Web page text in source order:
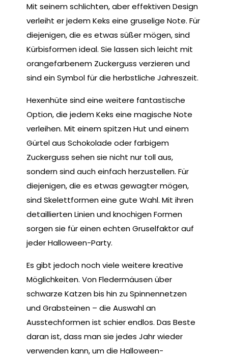
Mit seinem schlichten, aber effektiven Design
verleiht er jedem Keks eine gruselige Note. Für
diejenigen, die es etwas süßer mögen, sind
Kürbisformen ideal. Sie lassen sich leicht mit
orangefarbenem Zuckerguss verzieren und
sind ein Symbol für die herbstliche Jahreszeit.
Hexenhüte sind eine weitere fantastische
Option, die jedem Keks eine magische Note
verleihen. Mit einem spitzen Hut und einem
Gürtel aus Schokolade oder farbigem
Zuckerguss sehen sie nicht nur toll aus,
sondern sind auch einfach herzustellen. Für
diejenigen, die es etwas gewagter mögen,
sind Skelettformen eine gute Wahl. Mit ihren
detaillierten Linien und knochigen Formen
sorgen sie für einen echten Gruselfaktor auf
jeder Halloween-Party.
Es gibt jedoch noch viele weitere kreative
Möglichkeiten. Von Fledermäusen über
schwarze Katzen bis hin zu Spinnennetzen
und Grabsteinen – die Auswahl an
Ausstechformen ist schier endlos. Das Beste
daran ist, dass man sie jedes Jahr wieder
verwenden kann, um die Halloween-